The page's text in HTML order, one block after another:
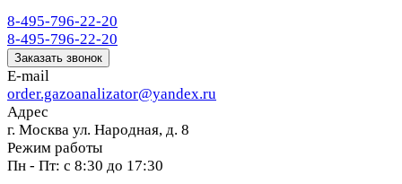
8-495-796-22-20
8-495-796-22-20
Заказать звонок
E-mail
order.gazoanalizator@yandex.ru
Адрес
г. Москва ул. Народная, д. 8
Режим работы
Пн - Пт: с 8:30 до 17:30